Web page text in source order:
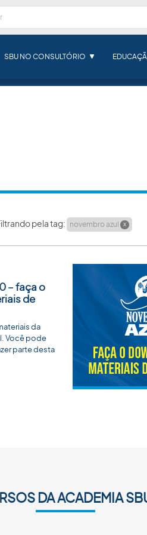
SBU NO CONSULTÓRIO
pela tag: novembro azul X
– faça o
de
da
Você pode
parte desta
DA ACADEMIA